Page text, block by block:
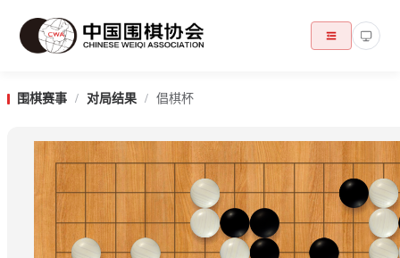
围棋赛事 / 对局结果 / 倡棋杯